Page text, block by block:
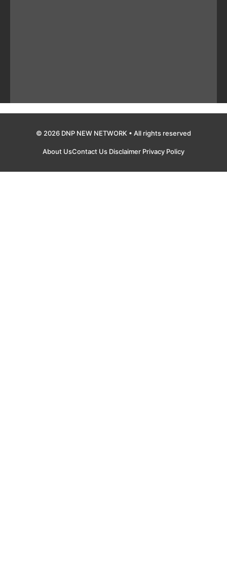
© 2026 DNP NEW NETWORK • All rights reserved
About UsContact Us Disclaimer Privacy Policy